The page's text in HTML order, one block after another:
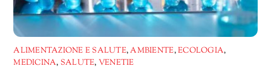
ALIMENTAZIONE E SALUTE,AMBIENTE,ECOLOGIA,
MEDICINA, SALUTE, VENETIE